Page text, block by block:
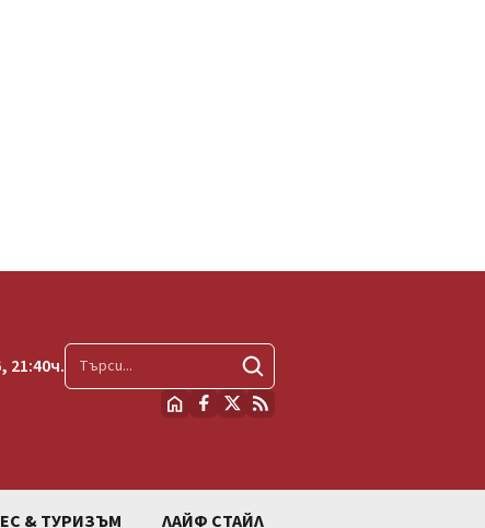
21:40ч. Търсене
& ТУРИЗЪМ ЛАЙФ СТАЙЛ